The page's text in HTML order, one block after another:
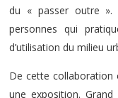
du « passer outre ».
personnes qui
d’utilisation du milieu
De cette collaboration
une exposition.